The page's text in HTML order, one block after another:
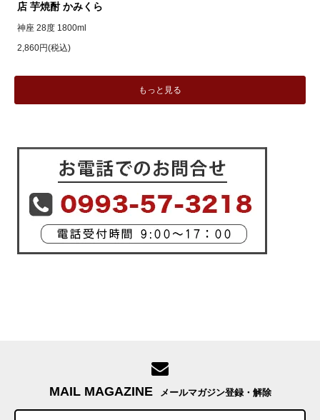
店 芋焼酎 かみくら
神座 28度 1800ml
2,860円(税込)
もっと見る
MAIL MAGAZINE メールマガジン登録・解除